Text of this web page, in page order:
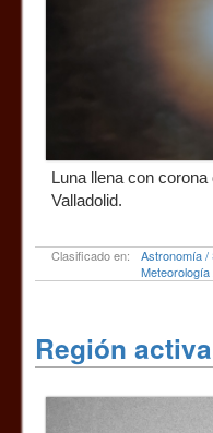
Luna llena con
Valladolid.
Clasificado en:
Astronomía /
Región